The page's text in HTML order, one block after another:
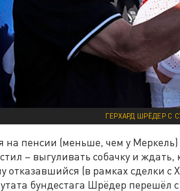
ГЕРХАРД ШРЁДЕР С
на пенсии (меньше, чем у
– выгуливать собачку и
отказавшийся (в рамках сделки с
бундестага Шрёдер перешёл